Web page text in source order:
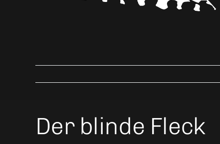
Der blinde Fleck